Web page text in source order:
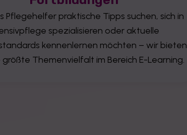
Pflegehelfer praktische Tipps suchen, sich in
spezialisieren oder aktuelle
kennenlernen möchten – wir bieten
größte Themenvielfalt im Bereich E-Learning.